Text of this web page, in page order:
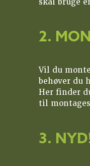
skal bruge
2.
Vil du
behøver du
Her finder
til
3.